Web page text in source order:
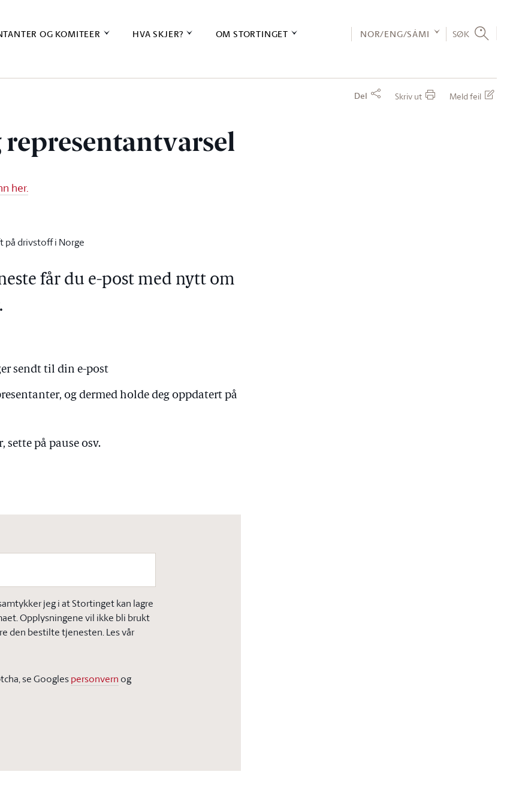
OG KOMITEER HVA SKJER? OM STORTINGET NOR/ENG/SÁMI SØK
Del Skriv ut Meld feil
representantvarsel
her.
på drivstoff i Norge
får du e-post med nytt om
sendt til din e-post
og dermed holde deg oppdatert på
på pause osv.
jeg i at Stortinget kan lagre
Opplysningene vil ikke bli brukt
den bestilte tjenesten. Les vår
se Googlespersonvern og